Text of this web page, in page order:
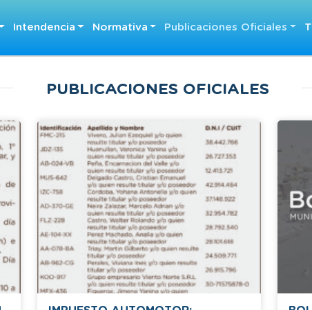
Intendencia Normativa Publicaciones Oficiales
PUBLICACIONES OFICIALES